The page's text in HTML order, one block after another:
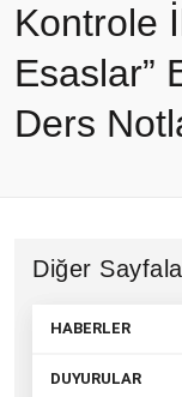
Kontrole
Esaslar”
Ders
Diğer
HABERLER
DUYURULAR